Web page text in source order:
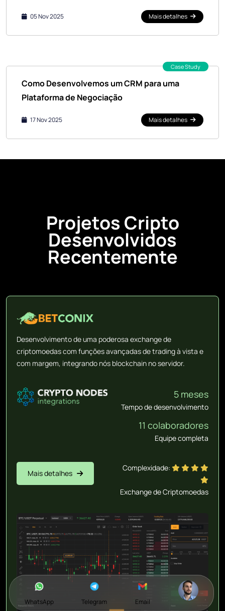
05 Nov 2025 Mais detalhes
Case Study
Como Desenvolvemos um CRM para uma
Plataforma de Negociação
17 Nov 2025 Mais detalhes
Projetos Cripto
Desenvolvidos
Recentemente
Desenvolvimento de uma poderosa exchange de
criptomoedas com funções avançadas de trading à vista e
com margem, integrando nós blockchain no servidor.
5 meses
Tempo de desenvolvimento
11 colaboradores
Equipe completa
Mais detalhes
Complexidade:
Exchange de Criptomoedas
WhatsApp Telegram Email